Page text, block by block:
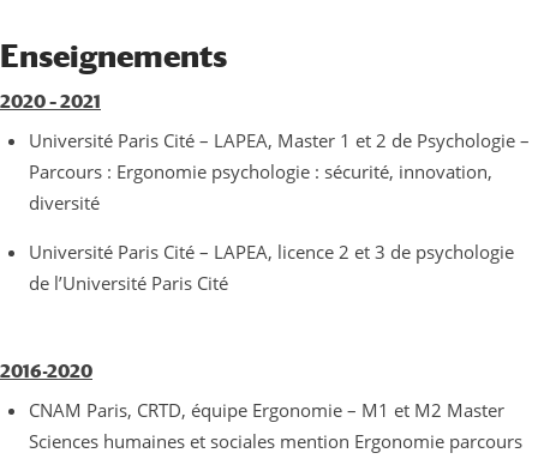
Enseignements
2020 – 2021
Université Paris Cité – LAPEA, Master 1 et 2 de Psychologie –
Parcours : Ergonomie psychologie : sécurité, innovation,
diversité
Université Paris Cité – LAPEA, licence 2 et 3 de psychologie
de l’Université Paris Cité
2016-2020
CNAM Paris, CRTD, équipe Ergonomie – M1 et M2 Master
Sciences humaines et sociales mention Ergonomie parcours